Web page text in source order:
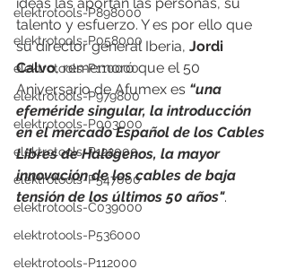
elektrotools-P898000
elektrotools-P058000
elektrotools-P110000
elektrotools-P979800
elektrotools-P003000
elektrotools-P122000
elektrotools-P547000
elektrotools-C039000
elektrotools-P536000
elektrotools-P112000
ideas las aportan las personas, su
talento y esfuerzo. Y es por ello que
su director general Iberia, Jordi
Calvo, rememoró que el 50
Aniversario de Afumex es “una
efeméride singular, la introducción
en el mercado Español de los Cables
Libres de Halógenos, la mayor
innovación de los cables de baja
tensión de los últimos 50 años".